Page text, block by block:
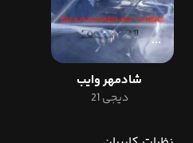
شادمهر وایب
دیجی 21